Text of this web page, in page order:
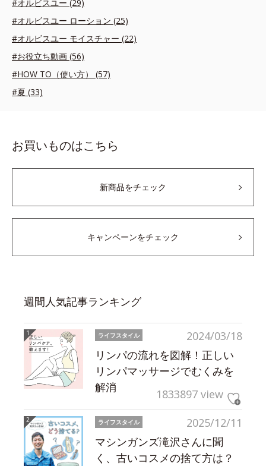
#オルビスユー (29)
#オルビスユー ローション (25)
#オルビスユー モイスチャー (22)
#お役立ち動画 (56)
#HOW TO（使い方） (57)
#夏 (33)
お買いものはこちら
新商品をチェック
キャンペーンをチェック
週間人気記事ランキング
2024/03/18
ライフスタイル
リンパの流れを図解！正しい
リンパマッサージでむくみを
解消
1833897 view
2025/12/11
ライフスタイル
マシンガンズ滝沢さんに聞
く、古いコスメの捨て方は？